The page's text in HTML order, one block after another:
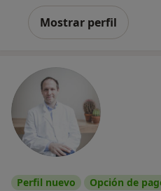
Mostrar perfil
Perfil nuevo Opción de